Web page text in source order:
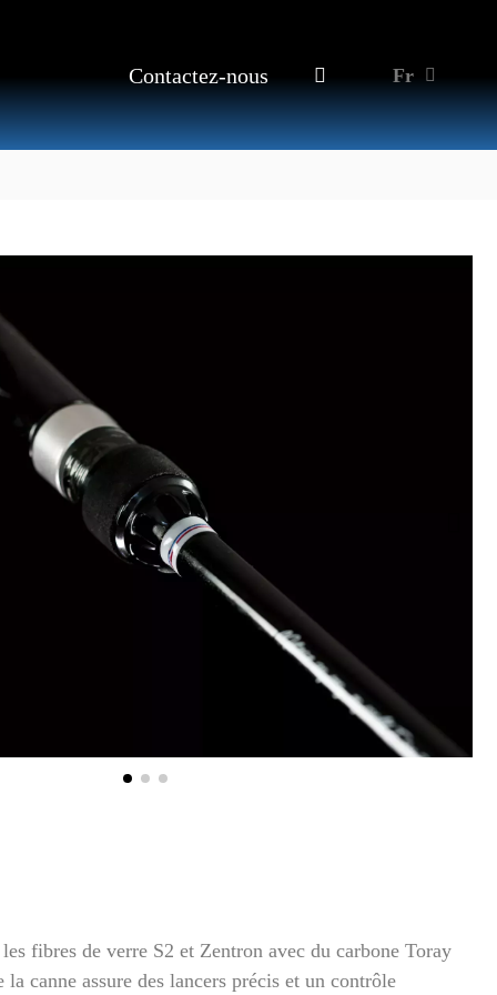
Contactez-nous Fr
fibres de verre S2 et Zentron avec du carbone Toray
canne assure des lancers précis et un contrôle